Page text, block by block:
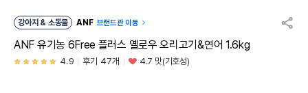
강아지 & 소동물 ANF 브랜드관 이동
ANF 유기농 6Free 플러스 옐로우 오리고기&연어 1.6kg
4.9 후기 47개 4.7 맛(기호성)